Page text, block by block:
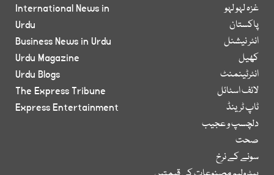
غزہ لہو لہو
پاکستان
انٹر نیشنل
کھیل
انٹرٹینمنٹ
لائف اسٹائل
ٹاپ ٹرینڈ
دلچسپ و عجیب
صحت
سونے کے نرخ
International News in
Urdu
Business News in Urdu
Urdu Magazine
Urdu Blogs
The Express Tribune
Express Entertainment